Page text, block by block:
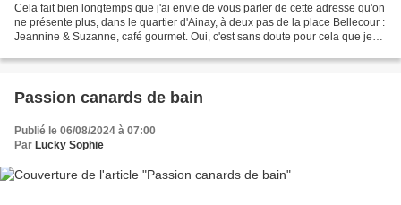
Cela fait bien longtemps que j'ai envie de vous parler de cette adresse qu'on
ne présente plus, dans le quartier d'Ainay, à deux pas de la place Bellecour :
Jeannine & Suzanne, café gourmet. Oui, c'est sans doute pour cela que je
Passion canards de bain
Publié le 06/08/2024 à 07:00
Par Lucky Sophie